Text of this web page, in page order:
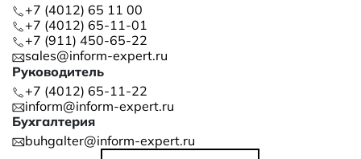
+7 (4012) 65 11 00
+7 (4012) 65-11-01
+7 (911) 450-65-22
sales@inform-expert.ru
Руководитель
+7 (4012) 65-11-22
inform@inform-expert.ru
Бухгалтерия
buhgalter@inform-expert.ru